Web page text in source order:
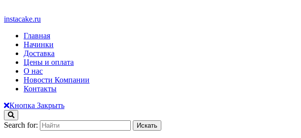
instacake.ru
Главная
Начинки
Доставка
Цены и оплата
О нас
Новости Компании
Контакты
Кнопка Закрыть
Search for: